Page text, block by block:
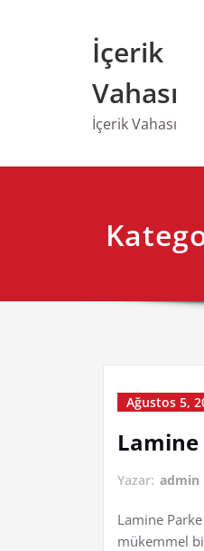
İçerik
Vahası
İçerik Vahası
Ağustos 5,
Lamine
Yazar: admin
Lamine
mükemmel